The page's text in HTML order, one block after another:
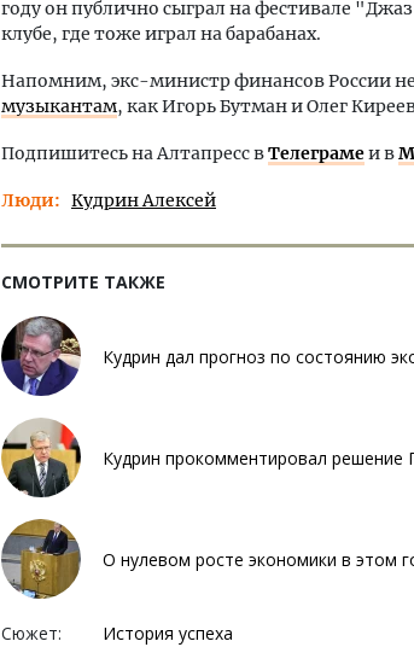
году он публично сыграл на фестивале
клубе, где тоже играл на барабанах.
Напомним, экс-министр финансов России
музыкантам, как Игорь Бутман и Олег
Подпишитесь на Алтапресс вТелеграмеи в
Люди Кудрин Алексей
СМОТРИТЕ ТАКЖЕ
Кудрин дал прогноз по состоянию
Кудрин прокомментировал
О нулевом росте экономики в этом
Сюжет: История успеха